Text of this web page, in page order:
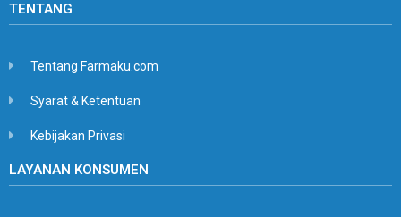
TENTANG
Tentang Farmaku.com
Syarat & Ketentuan
Kebijakan Privasi
LAYANAN KONSUMEN